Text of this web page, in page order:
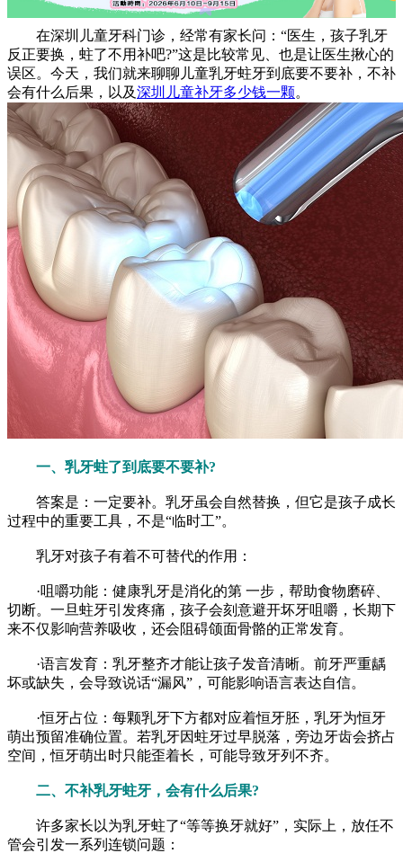
在深圳儿童牙科门诊，经常有家长问：“医生，孩子乳牙
反正要换，蛀了不用补吧?”这是比较常见、也是让医生揪心的
误区。今天，我们就来聊聊儿童乳牙蛀牙到底要不要补，不补
会有什么后果，以及深圳儿童补牙多少钱一颗。
一、乳牙蛀了到底要不要补?
答案是：一定要补。乳牙虽会自然替换，但它是孩子成长
过程中的重要工具，不是“临时工”。
乳牙对孩子有着不可替代的作用：
·咀嚼功能：健康乳牙是消化的第 一步，帮助食物磨碎、
切断。一旦蛀牙引发疼痛，孩子会刻意避开坏牙咀嚼，长期下
来不仅影响营养吸收，还会阻碍颌面骨骼的正常发育。
·语言发育：乳牙整齐才能让孩子发音清晰。前牙严重龋
坏或缺失，会导致说话“漏风”，可能影响语言表达自信。
·恒牙占位：每颗乳牙下方都对应着恒牙胚，乳牙为恒牙
萌出预留准确位置。若乳牙因蛀牙过早脱落，旁边牙齿会挤占
空间，恒牙萌出时只能歪着长，可能导致牙列不齐。
二、不补乳牙蛀牙，会有什么后果?
许多家长以为乳牙蛀了“等等换牙就好”，实际上，放任不
管会引发一系列连锁问题：